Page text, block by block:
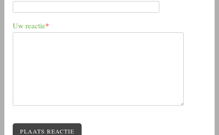
Uw reactie*
PLAATS REACTIE